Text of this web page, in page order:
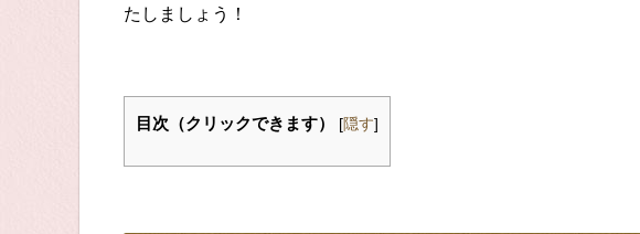
たしましょう！
目次（クリックできます） [隠す]